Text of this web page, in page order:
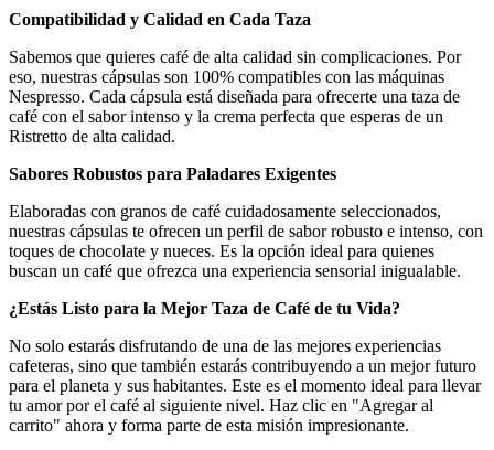
Compatibilidad y Calidad en Cada Taza
Sabemos que quieres café de alta calidad sin complicaciones. Por
eso, nuestras cápsulas son 100% compatibles con las máquinas
Nespresso. Cada cápsula está diseñada para ofrecerte una taza de
café con el sabor intenso y la crema perfecta que esperas de un
Ristretto de alta calidad.
Sabores Robustos para Paladares Exigentes
Elaboradas con granos de café cuidadosamente seleccionados,
nuestras cápsulas te ofrecen un perfil de sabor robusto e intenso, con
toques de chocolate y nueces. Es la opción ideal para quienes
buscan un café que ofrezca una experiencia sensorial inigualable.
¿Estás Listo para la Mejor Taza de Café de tu Vida?
No solo estarás disfrutando de una de las mejores experiencias
cafeteras, sino que también estarás contribuyendo a un mejor futuro
para el planeta y sus habitantes. Este es el momento ideal para llevar
tu amor por el café al siguiente nivel. Haz clic en "Agregar al
carrito" ahora y forma parte de esta misión impresionante.